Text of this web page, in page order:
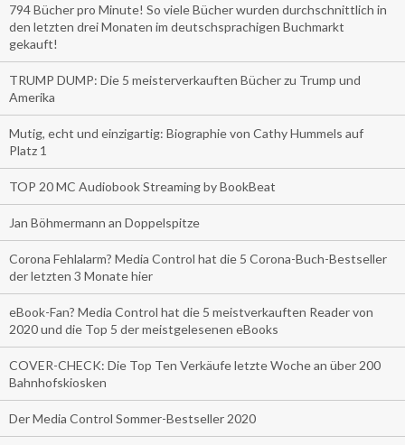
794 Bücher pro Minute! So viele Bücher wurden durchschnittlich in
den letzten drei Monaten im deutschsprachigen Buchmarkt
gekauft!
TRUMP DUMP: Die 5 meisterverkauften Bücher zu Trump und
Amerika
Mutig, echt und einzigartig: Biographie von Cathy Hummels auf
Platz 1
TOP 20 MC Audiobook Streaming by BookBeat
Jan Böhmermann an Doppelspitze
Corona Fehlalarm? Media Control hat die 5 Corona-Buch-Bestseller
der letzten 3 Monate hier
eBook-Fan? Media Control hat die 5 meistverkauften Reader von
2020 und die Top 5 der meistgelesenen eBooks
COVER-CHECK: Die Top Ten Verkäufe letzte Woche an über 200
Bahnhofskiosken
Der Media Control Sommer-Bestseller 2020